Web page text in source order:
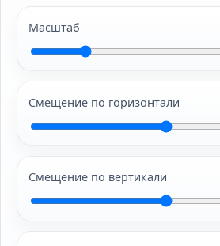
Масштаб
Смещение по горизонтали
Смещение по вертикали